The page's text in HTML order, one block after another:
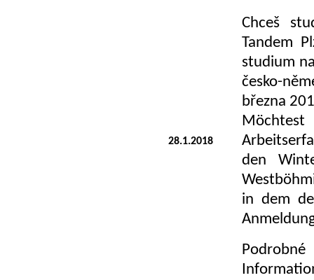
28.1.2018
Chceš
Tandem
studium
česko-
března
den
in dem